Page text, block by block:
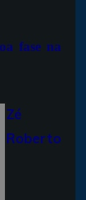
fase na
Zé
Roberto